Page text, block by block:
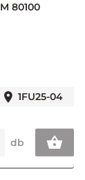
80100
1FU25-04
db